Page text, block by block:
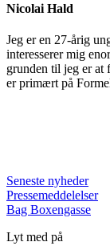
Nicolai Hald
Jeg er en 27-årig
interesserer mig
grunden til jeg er at
er primært på
Seneste nyheder
Pressemeddelelser
Bag Boxengasse
Lyt med på